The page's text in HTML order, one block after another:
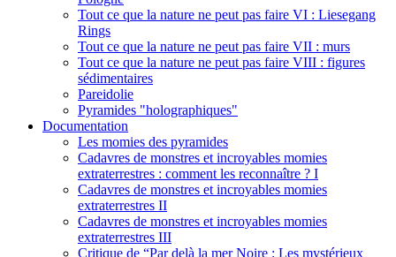
Tout ce que la nature ne peut pas faire VI : Liesegang
Rings
Tout ce que la nature ne peut pas faire VII : murs
Tout ce que la nature ne peut pas faire VIII : figures
sédimentaires
Pareidolie
Pyramides "holographiques"
Documentation
Les momies des pyramides
Cadavres de monstres et incroyables momies
extraterrestres : comment les reconnaître ? I
Cadavres de monstres et incroyables momies
extraterrestres II
Cadavres de monstres et incroyables momies
extraterrestres III
Critique de “Par delà la mer Noire : Les mystérieux